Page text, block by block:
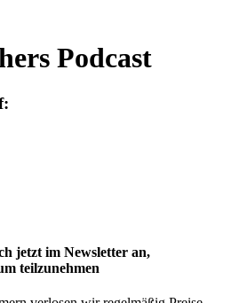
Podcast
jetzt im Newsletter an,
teilzunehmen